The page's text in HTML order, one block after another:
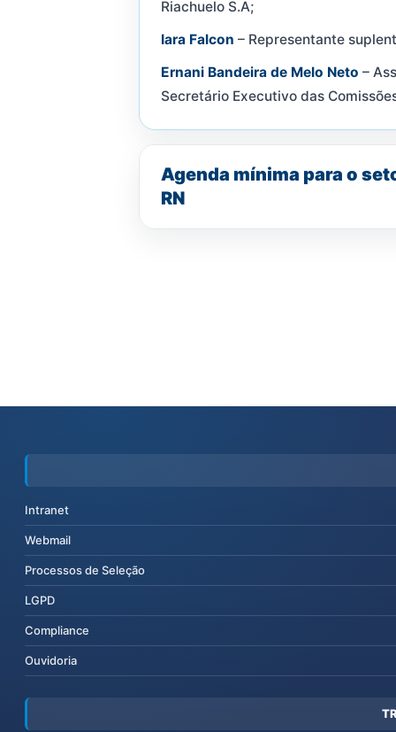
Riachuelo S.A;
Iara Falcon – Representante
Ernani Bandeira de Melo Neto –
Secretário Executivo das
Agenda mínima para o
RN
Intranet
Webmail
Processos de Seleção
LGPD
Compliance
Ouvidoria